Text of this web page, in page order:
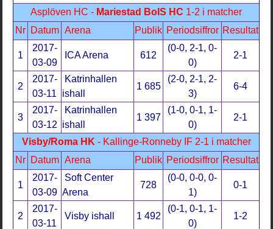
Asplöven HC - Mariestad BoIS HC 1-2 i matcher
Nr Datum Arena Publik Periodsiffror Resultat
1
2017-
03-09
ICA Arena 612
(0-0, 2-1, 0-
0)
2-1
2
2017-
03-11
Katrinhallen
ishall
1 685
(2-0, 2-1, 2-
3)
6-4
3
2017-
03-12
Katrinhallen
ishall
1 397
(1-0, 0-1, 1-
0)
2-1
Visby/Roma HK - Kallinge-Ronneby IF 2-1 i matcher
Nr Datum Arena Publik Periodsiffror Resultat
1
2017-
03-09
Soft Center
Arena
728
(0-0, 0-0, 0-
1)
0-1
2
2017-
03-11
Visby ishall 1 492
(0-1, 0-1, 1-
0)
1-2